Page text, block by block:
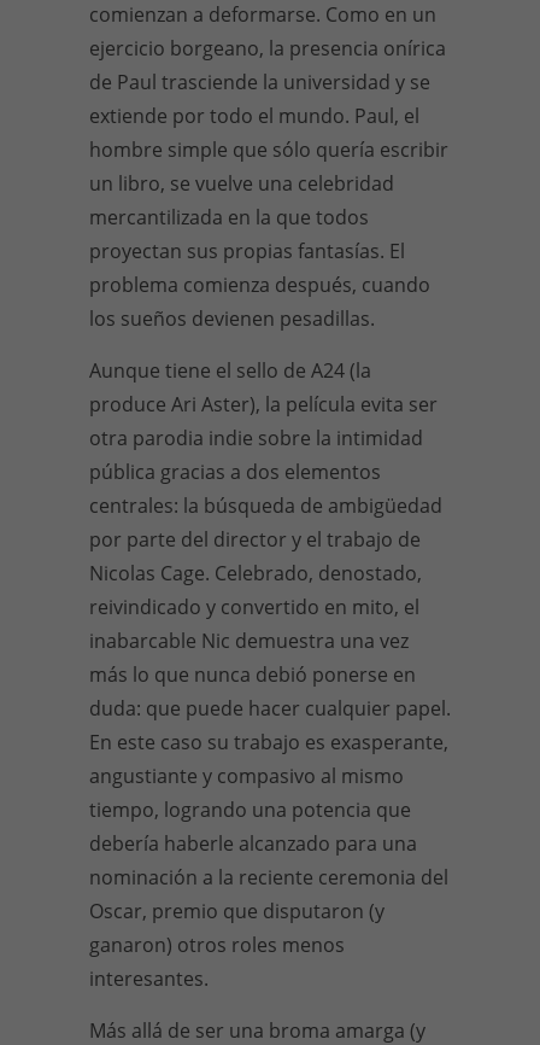
comienzan a deformarse. Como en un
ejercicio borgeano, la presencia onírica
de Paul trasciende la universidad y se
extiende por todo el mundo. Paul, el
hombre simple que sólo quería escribir
un libro, se vuelve una celebridad
mercantilizada en la que todos
proyectan sus propias fantasías. El
problema comienza después, cuando
los sueños devienen pesadillas.
Aunque tiene el sello de A24 (la
produce Ari Aster), la película evita ser
otra parodia indie sobre la intimidad
pública gracias a dos elementos
centrales: la búsqueda de ambigüedad
por parte del director y el trabajo de
Nicolas Cage. Celebrado, denostado,
reivindicado y convertido en mito, el
inabarcable Nic demuestra una vez
más lo que nunca debió ponerse en
duda: que puede hacer cualquier papel.
En este caso su trabajo es exasperante,
angustiante y compasivo al mismo
tiempo, logrando una potencia que
debería haberle alcanzado para una
nominación a la reciente ceremonia del
Oscar, premio que disputaron (y
ganaron) otros roles menos
interesantes.
Más allá de ser una broma amarga (y